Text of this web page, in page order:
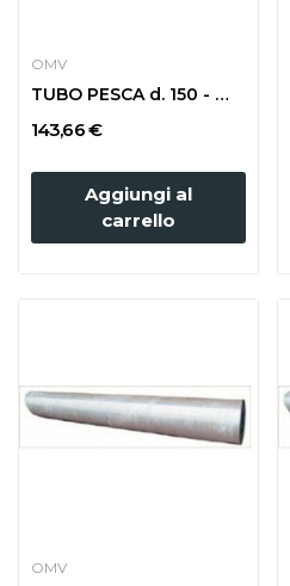
OMV
TUBO PESCA d. 150 - m 2 CON SFERA
143,66 €
Aggiungi al
carrello
OMV